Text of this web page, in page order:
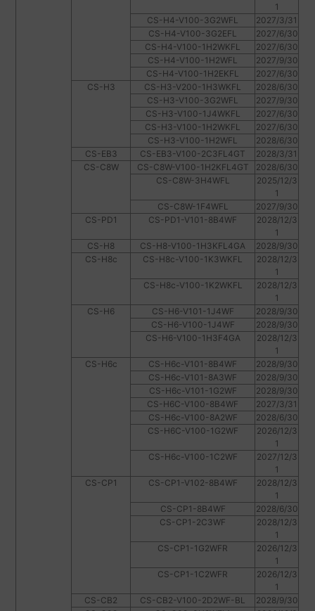
1
CS-H4-V100-3G2WFL
2027/3/31
CS-H4-V100-3G2EFL
2027/6/30
CS-H4-V100-1H2WKFL
2027/6/30
CS-H4-V100-1H2WFL
2027/9/30
CS-H4-V100-1H2EKFL
2027/6/30
CS-H3
CS-H3-V200-1H3WKFL
2028/6/30
CS-H3-V100-3G2WFL
2027/9/30
CS-H3-V100-1J4WKFL
2027/6/30
CS-H3-V100-1H2WKFL
2027/6/30
CS-H3-V100-1H2WFL
2028/6/30
CS-EB3
CS-EB3-V100-2C3FL4GT
2028/3/31
CS-C8W
CS-C8W-V100-1H2KFL4GT
2028/6/30
CS-C8W-3H4WFL
2025/12/3
1
CS-C8W-1F4WFL
2027/9/30
CS-PD1
CS-PD1-V101-8B4WF
2028/12/3
1
CS-H8
CS-H8-V100-1H3KFL4GA
2028/9/30
CS-H8c
CS-H8c-V100-1K3WKFL
2028/12/3
1
CS-H8c-V100-1K2WKFL
2028/12/3
1
CS-H6
CS-H6-V101-1J4WF
2028/9/30
CS-H6-V100-1J4WF
2028/9/30
CS-H6-V100-1H3F4GA
2028/12/3
1
CS-H6c
CS-H6c-V101-8B4WF
2028/9/30
CS-H6c-V101-8A3WF
2028/9/30
CS-H6c-V101-1G2WF
2028/9/30
CS-H6C-V100-8B4WF
2027/3/31
CS-H6c-V100-8A2WF
2028/6/30
CS-H6C-V100-1G2WF
2026/12/3
1
CS-H6c-V100-1C2WF
2027/12/3
1
CS-CP1
CS-CP1-V102-8B4WF
2028/12/3
1
CS-CP1-8B4WF
2028/6/30
CS-CP1-2C3WF
2028/12/3
1
CS-CP1-1G2WFR
2026/12/3
1
CS-CP1-1C2WFR
2026/12/3
1
CS-CB2
CS-CB2-V100-2D2WF-BL
2028/9/30